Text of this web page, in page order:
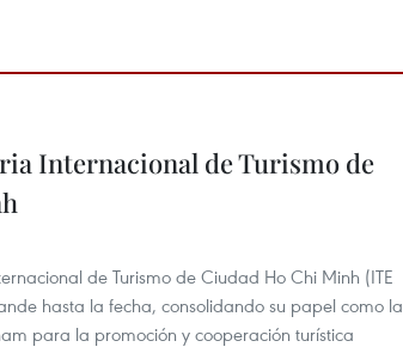
Internacional de Turismo de
de Turismo de Ciudad Ho Chi Minh (ITE
hasta la fecha, consolidando su papel como la
para la promoción y cooperación turística